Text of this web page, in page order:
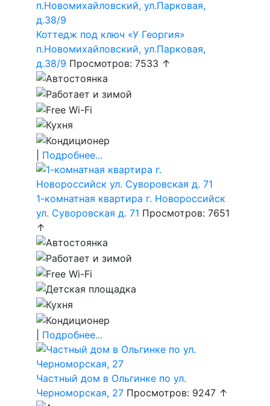
Коттедж под ключ «У Георгия»
п.Новомихайловский, ул.Парковая,
д.38/9 Просмотров: 7533 ↑
Подробнее...
1-комнатная квартира г. Новороссийск
ул. Суворовская д. 71 Просмотров: 7651
↑
Подробнее...
Частный дом в Ольгинке по ул.
Черноморская, 27 Просмотров: 9247 ↑